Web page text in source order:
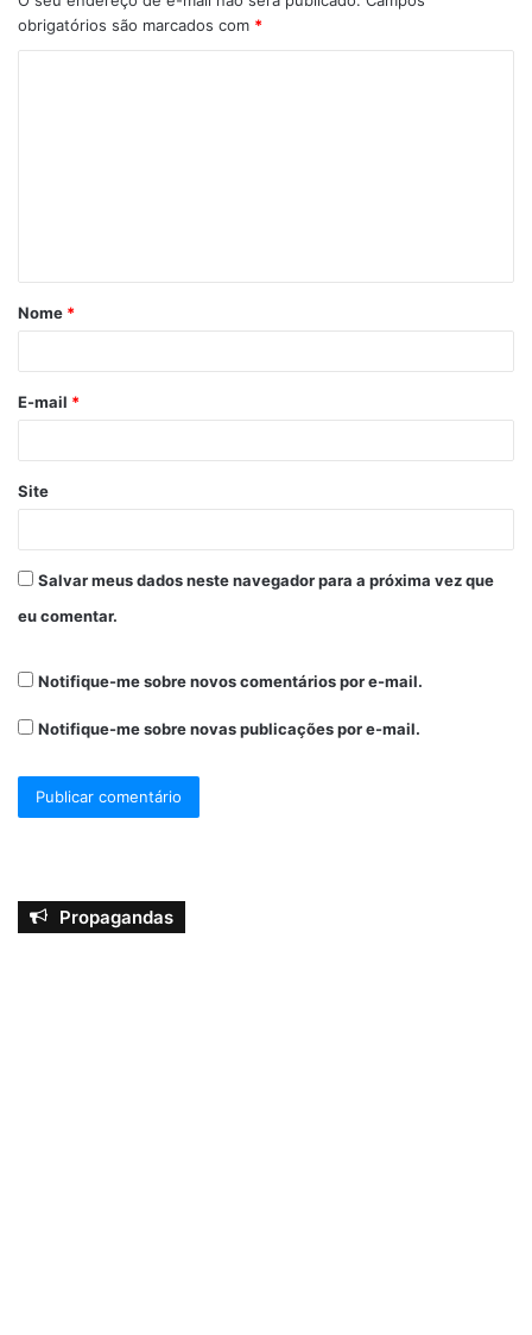
obrigatórios são marcados com *
Nome *
E-mail *
Site
Salvar meus dados neste navegador para a próxima vez que
eu comentar.
Notifique-me sobre novos comentários por e-mail.
Notifique-me sobre novas publicações por e-mail.
Propagandas